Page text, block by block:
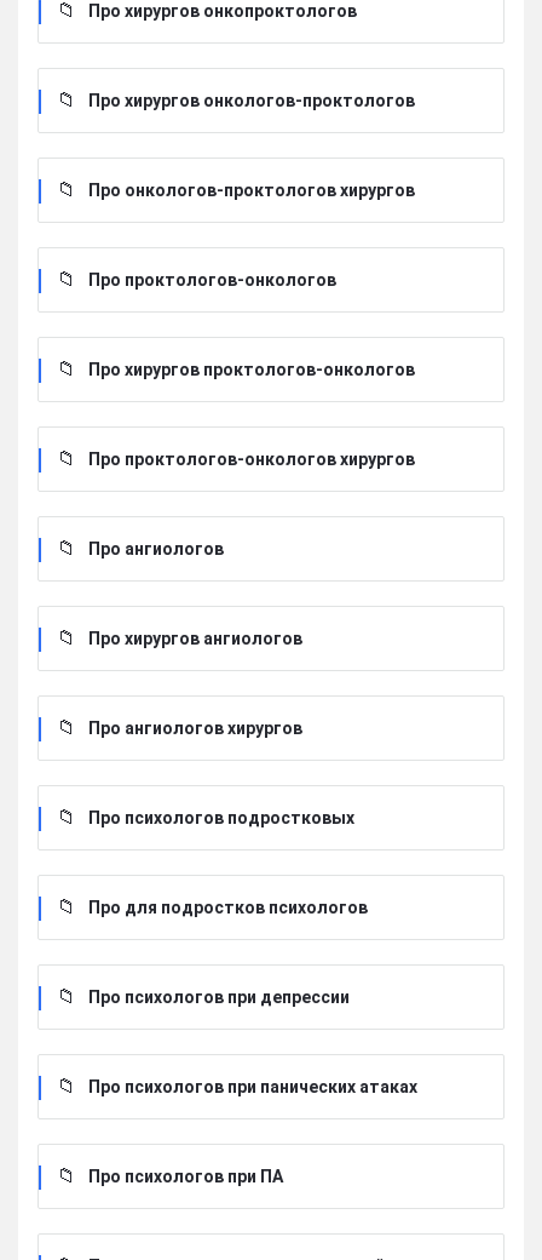
Про хирургов онкопроктологов
Про хирургов онкологов-проктологов
Про онкологов-проктологов хирургов
Про проктологов-онкологов
Про хирургов проктологов-онкологов
Про проктологов-онкологов хирургов
Про ангиологов
Про хирургов ангиологов
Про ангиологов хирургов
Про психологов подростковых
Про для подростков психологов
Про психологов при депрессии
Про психологов при панических атаках
Про психологов при ПА